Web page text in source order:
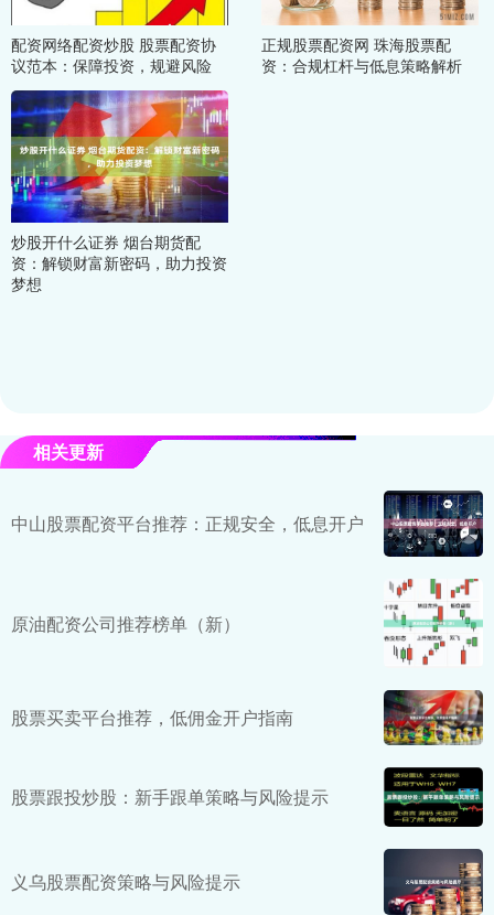
配资网络配资炒股 股票配资协
议范本：保障投资，规避风险
正规股票配资网 珠海股票配
资：合规杠杆与低息策略解析
炒股开什么证券 烟台期货配
资：解锁财富新密码，助力投资
梦想
相关更新
中山股票配资平台推荐：正规安全，低息开户
原油配资公司推荐榜单（新）
股票买卖平台推荐，低佣金开户指南
股票跟投炒股：新手跟单策略与风险提示
义乌股票配资策略与风险提示